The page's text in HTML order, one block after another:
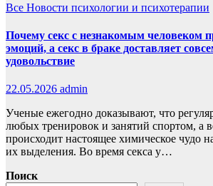
Все Новости психологии и психотерапии
Почему секс с незнакомым человеком
эмоций, а секс в браке доставляет
удовольствие
22.05.2026 admin
Ученые ежегодно доказывают, что
любых тренировок и занятий спортом, а
происходит настоящее химическое чудо
их выделения. Во время секса у…
Поиск